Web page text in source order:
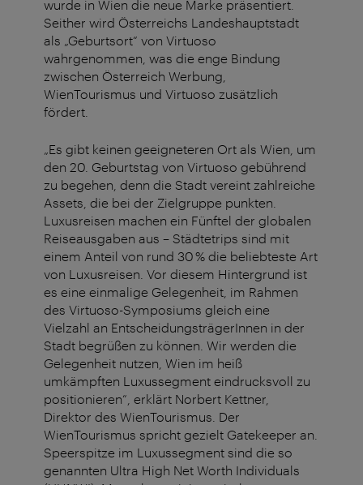
wurde in Wien die neue Marke präsentiert.
Seither wird Österreichs Landeshauptstadt
als „Geburtsort“ von Virtuoso
wahrgenommen, was die enge Bindung
zwischen Österreich Werbung,
WienTourismus und Virtuoso zusätzlich
fördert.
„Es gibt keinen geeigneteren Ort als Wien, um
den 20. Geburtstag von Virtuoso gebührend
zu begehen, denn die Stadt vereint zahlreiche
Assets, die bei der Zielgruppe punkten.
Luxusreisen machen ein Fünftel der globalen
Reiseausgaben aus – Städtetrips sind mit
einem Anteil von rund 30 % die beliebteste Art
von Luxusreisen. Vor diesem Hintergrund ist
es eine einmalige Gelegenheit, im Rahmen
des Virtuoso-Symposiums gleich eine
Vielzahl an EntscheidungsträgerInnen in der
Stadt begrüßen zu können. Wir werden die
Gelegenheit nutzen, Wien im heiß
umkämpften Luxussegment eindrucksvoll zu
positionieren“, erklärt Norbert Kettner,
Direktor des WienTourismus. Der
WienTourismus spricht gezielt Gatekeeper an.
Speerspitze im Luxussegment sind die so
genannten Ultra High Net Worth Individuals